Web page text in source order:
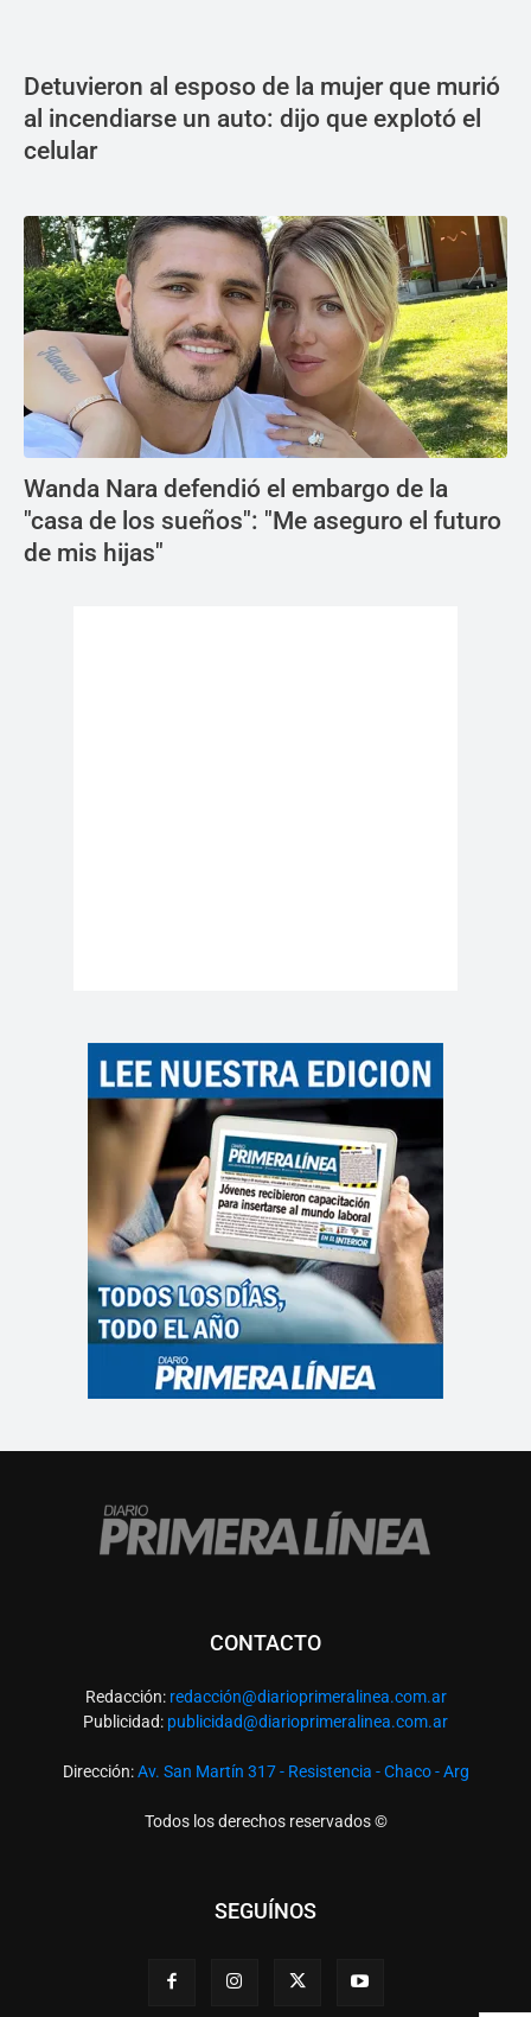
Detuvieron al esposo de la mujer que murió
al incendiarse un auto: dijo que explotó el
celular
Wanda Nara defendió el embargo de la
"casa de los sueños": "Me aseguro el futuro
de mis hijas"
CONTACTO
Redacción: redacción@diarioprimeralinea.com.ar
Publicidad: publicidad@diarioprimeralinea.com.ar
Dirección:Av. San Martín 317 - Resistencia - Chaco - Arg
Todos los derechos reservados ©
SEGUÍNOS